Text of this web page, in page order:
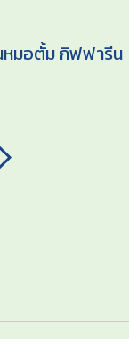
มอตั้ม กิฟฟารีน